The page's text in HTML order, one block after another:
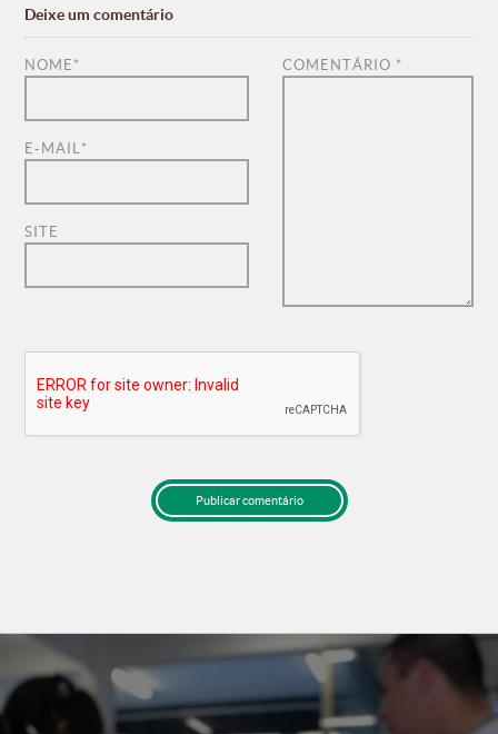
Deixe um comentário
COMENTÁRIO *
NOME *
E-MAIL *
SITE